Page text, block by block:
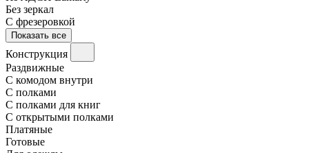
Без зеркал
С фрезеровкой
Показать все
Конструкция
Раздвижные
С комодом внутри
С полками
С полками для книг
С открытыми полками
Платяные
Готовые